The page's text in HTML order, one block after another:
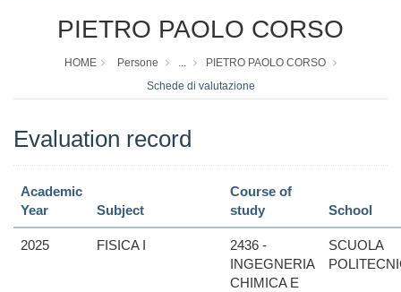
PIETRO PAOLO CORSO
HOME Persone ...
PIETRO PAOLO CORSO
Schede di valutazione
Evaluation record
Academic
Year
Subject
Course of
study
School
2025 FISICA I
2436 -
INGEGNERIA
CHIMICA E
SCUOLA